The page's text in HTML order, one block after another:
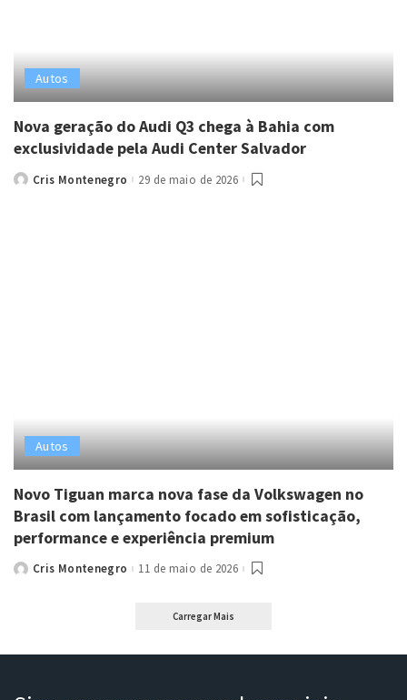
Autos
Nova geração do Audi Q3 chega à Bahia com
exclusividade pela Audi Center Salvador
PostedCris Montenegro 29 de maio de 2026
Autos
Novo Tiguan marca nova fase da Volkswagen no
Brasil com lançamento focado em sofisticação,
performance e experiência premium
PostedCris Montenegro 11 de maio de 2026
Carregar Mais